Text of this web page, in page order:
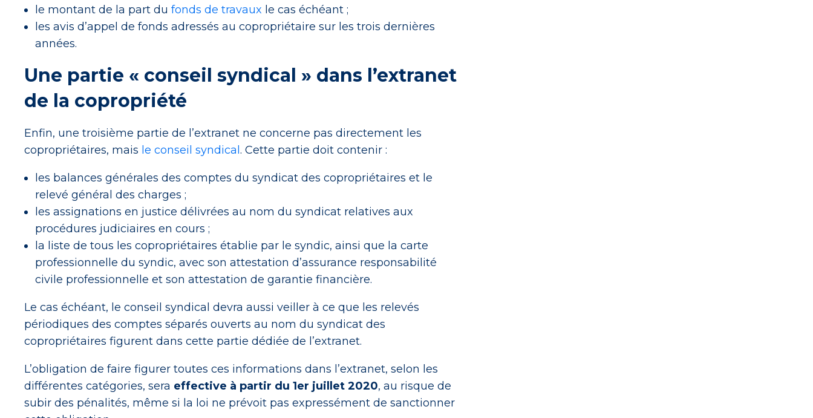
le montant de la part du fonds de travaux le cas échéant ;
les avis d’appel de fonds adressés au copropriétaire sur les trois dernières
années.
Une partie « conseil syndical » dans l’extranet
de la copropriété
Enfin, une troisième partie de l’extranet ne concerne pas directement les
copropriétaires, mais le conseil syndical . Cette partie doit contenir :
les balances générales des comptes du syndicat des copropriétaires et le
relevé général des charges ;
les assignations en justice délivrées au nom du syndicat relatives aux
procédures judiciaires en cours ;
la liste de tous les copropriétaires établie par le syndic, ainsi que la carte
professionnelle du syndic, avec son attestation d’assurance responsabilité
civile professionnelle et son attestation de garantie financière.
Le cas échéant, le conseil syndical devra aussi veiller à ce que les relevés
périodiques des comptes séparés ouverts au nom du syndicat des
copropriétaires figurent dans cette partie dédiée de l’extranet.
L’obligation de faire figurer toutes ces informations dans l’extranet, selon les
différentes catégories, sera effective à partir du 1er juillet 2020, au risque de
subir des pénalités, même si la loi ne prévoit pas expressément de sanctionner